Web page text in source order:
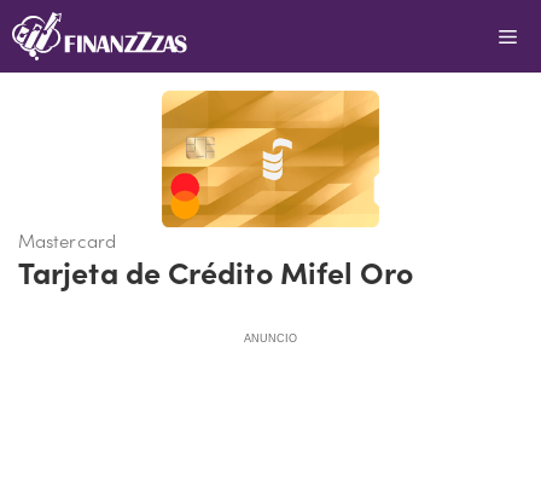
Saltar
al
Mastercard
Tarjeta de Crédito Mifel Oro
ANUNCIO